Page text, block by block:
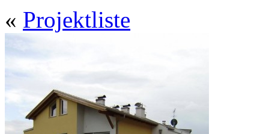
« Projektliste